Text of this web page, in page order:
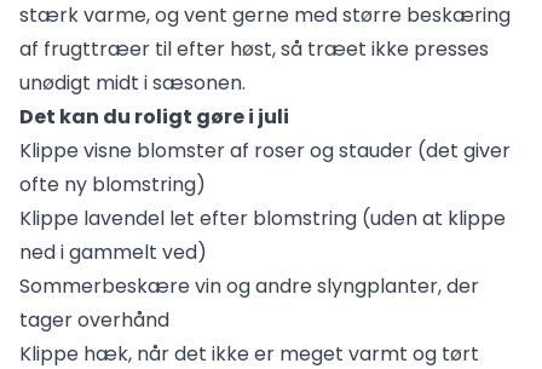
stærk varme, og vent gerne med større beskæring
af frugttræer til efter høst, så træet ikke presses
unødigt midt i sæsonen.
Det kan du roligt gøre i juli
Klippe visne blomster af roser og stauder (det giver
ofte ny blomstring)
Klippe lavendel let efter blomstring (uden at klippe
ned i gammelt ved)
Sommerbeskære vin og andre slyngplanter, der
tager overhånd
Klippe hæk, når det ikke er meget varmt og tørt